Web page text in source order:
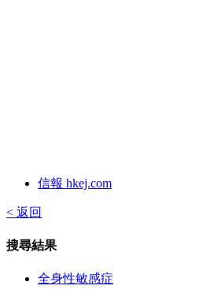
信報 hkej.com
< 返回
搜尋結果
全身性敏感症